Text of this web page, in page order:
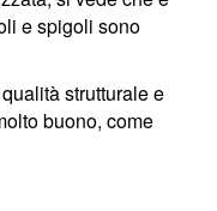
e spigoli sono
strutturale e
buono, come